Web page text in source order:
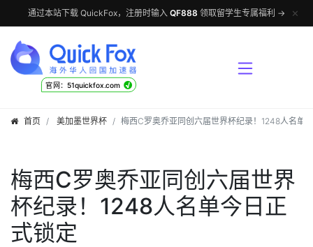
通过本站下载 QuickFox，注册时输入 QF888 领取留学生专属福利 → ✕
官网：51quickfox.com √
首页 美加墨世界杯 梅西C罗奥乔亚同创六届世界杯纪录！1248人名单
梅西C罗奥乔亚同创六届世界
杯纪录！1248人名单今日正
式锁定